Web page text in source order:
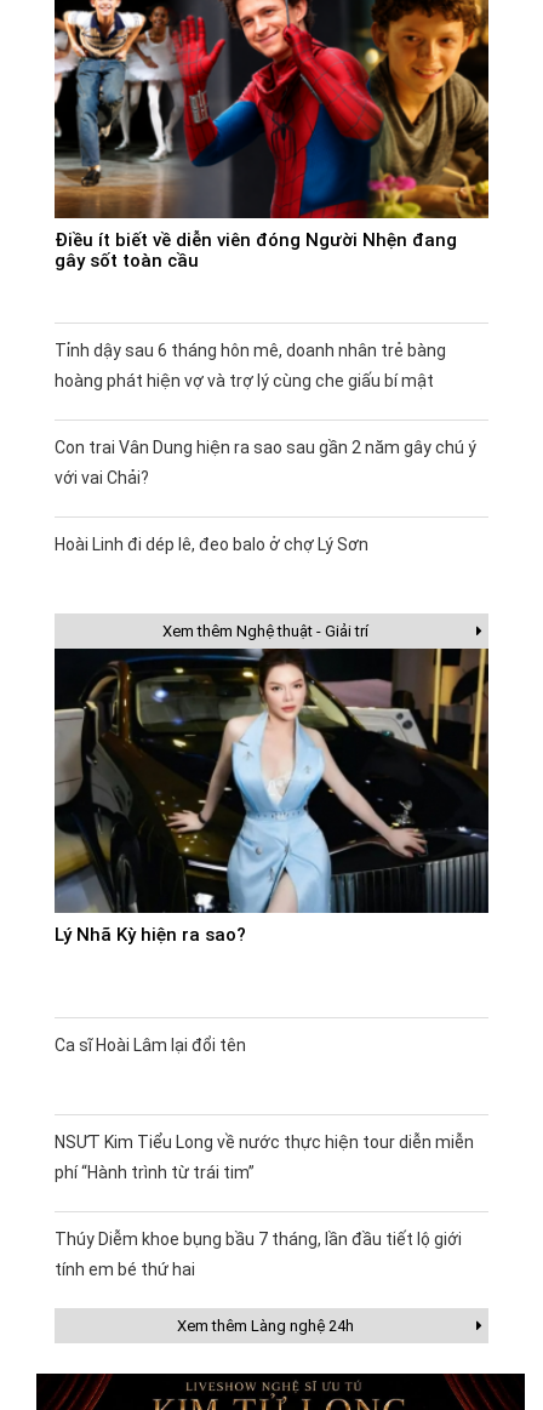
Điều ít biết về diễn viên đóng Người Nhện đang
gây sốt toàn cầu
Tỉnh dậy sau 6 tháng hôn mê, doanh nhân trẻ bàng
hoàng phát hiện vợ và trợ lý cùng che giấu bí mật
Con trai Vân Dung hiện ra sao sau gần 2 năm gây chú ý
với vai Chải?
Hoài Linh đi dép lê, đeo balo ở chợ Lý Sơn
Xem thêm Nghệ thuật - Giải trí
Lý Nhã Kỳ hiện ra sao?
Ca sĩ Hoài Lâm lại đổi tên
NSƯT Kim Tiểu Long về nước thực hiện tour diễn miễn
phí “Hành trình từ trái tim”
Thúy Diễm khoe bụng bầu 7 tháng, lần đầu tiết lộ giới
tính em bé thứ hai
Xem thêm Làng nghệ 24h